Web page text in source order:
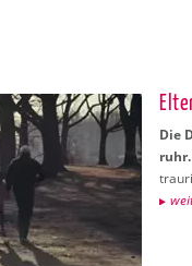
Die
ruhr.